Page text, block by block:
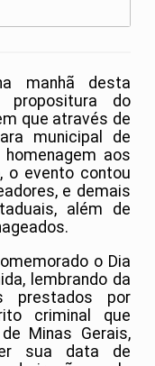
manhã desta
do
que através de
municipal de
aos
o evento contou
e demais
além de
o Dia
lembrando da
prestados por
criminal que
Minas Gerais,
sua data de